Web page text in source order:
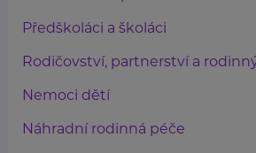
Předškoláci a školáci
Rodičovství, partnerství a
Nemoci dětí
Náhradní rodinná péče